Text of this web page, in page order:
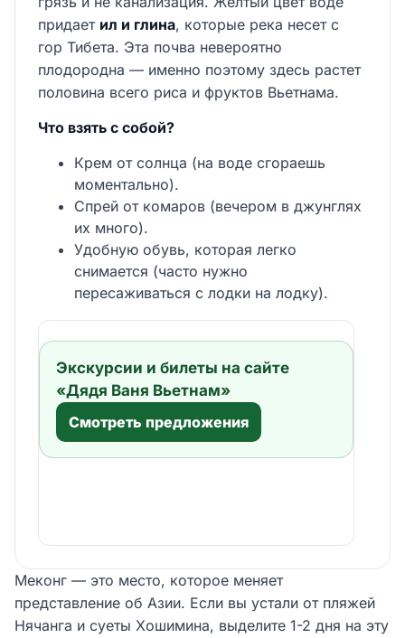
придает ил и глина, которые река несет с
гор Тибета. Эта почва невероятно
плодородна — именно поэтому здесь растет
половина всего риса и фруктов Вьетнама.
Что взять с собой?
Крем от солнца (на воде сгораешь
моментально).
Спрей от комаров (вечером в джунглях
их много).
Удобную обувь, которая легко
снимается (часто нужно
пересаживаться с лодки на лодку).
Экскурсии и билеты на сайте
«Дядя Ваня Вьетнам»
Смотреть предложения
Меконг — это место, которое меняет
представление об Азии. Если вы устали от пляжей
Нячанга и суеты Хошимина, выделите 1-2 дня на эту